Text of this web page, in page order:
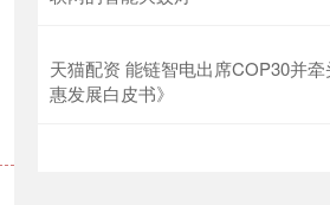
天猫配资 能链智电出席COP30并
惠发展白皮书》